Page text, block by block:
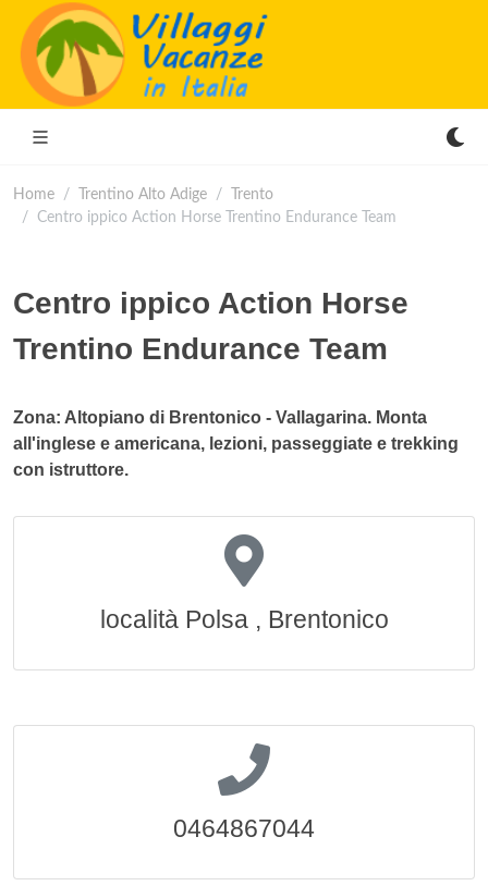
Home Trentino Alto Adige
Trento
Centro ippico Action Horse Trentino Endurance Team
Centro ippico Action Horse
Trentino Endurance Team
Zona: Altopiano di Brentonico - Vallagarina. Monta
all'inglese e americana, lezioni, passeggiate e trekking
con istruttore.
località Polsa , Brentonico
0464867044